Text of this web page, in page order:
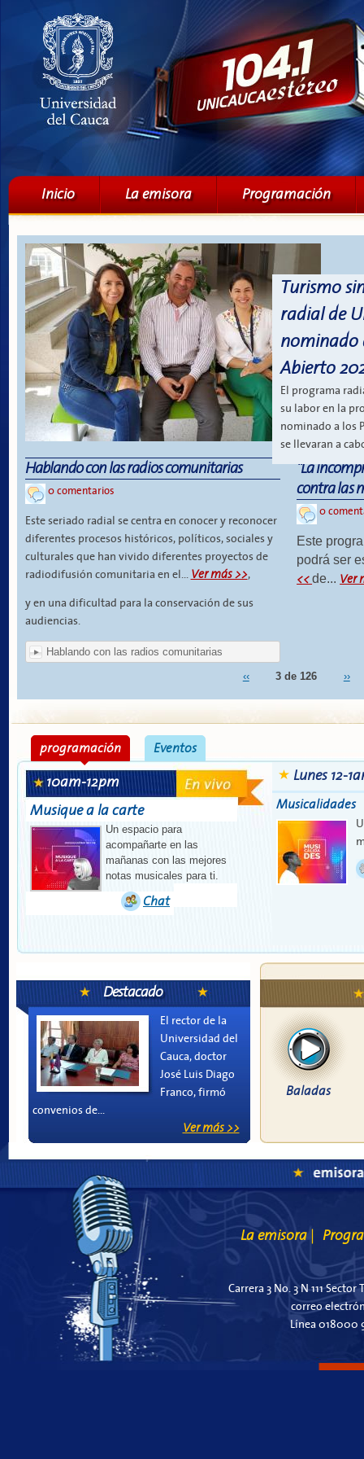
Menú principal
Inicio La emisora Programación
Turismo
radial de
nominado
Abierto
El programa
su labor en la
nominado a los
se llevaran a
Hablando con las radios comunitarias
0 comentarios
Este seriado radial se centra en conocer y reconocer
diferentes procesos históricos, políticos, sociales y
culturales que han vivido diferentes proyectos de
radiodifusión comunitaria en el...
Ver más >>,
y en una dificultad para la conservación de sus
audiencias.
Hablando con las radios comunitarias
"La
contra las
0
Este
podrá ser
de... Ver
‹‹ 3 de 126 ››
programación Eventos
10am-12pm
Musique a la carte
Un espacio para
acompañarte en las
mañanas con las mejores
notas musicales para ti.
Chat
Lunes 12-
Musicalidades
Destacado
El rector de la
Universidad del
Cauca, doctor
José Luis Diago
Franco, firmó
convenios de...
Ver más >>
Baladas
La emisora
Carrera 3 No. 3 N 111
correo
Línea 018000